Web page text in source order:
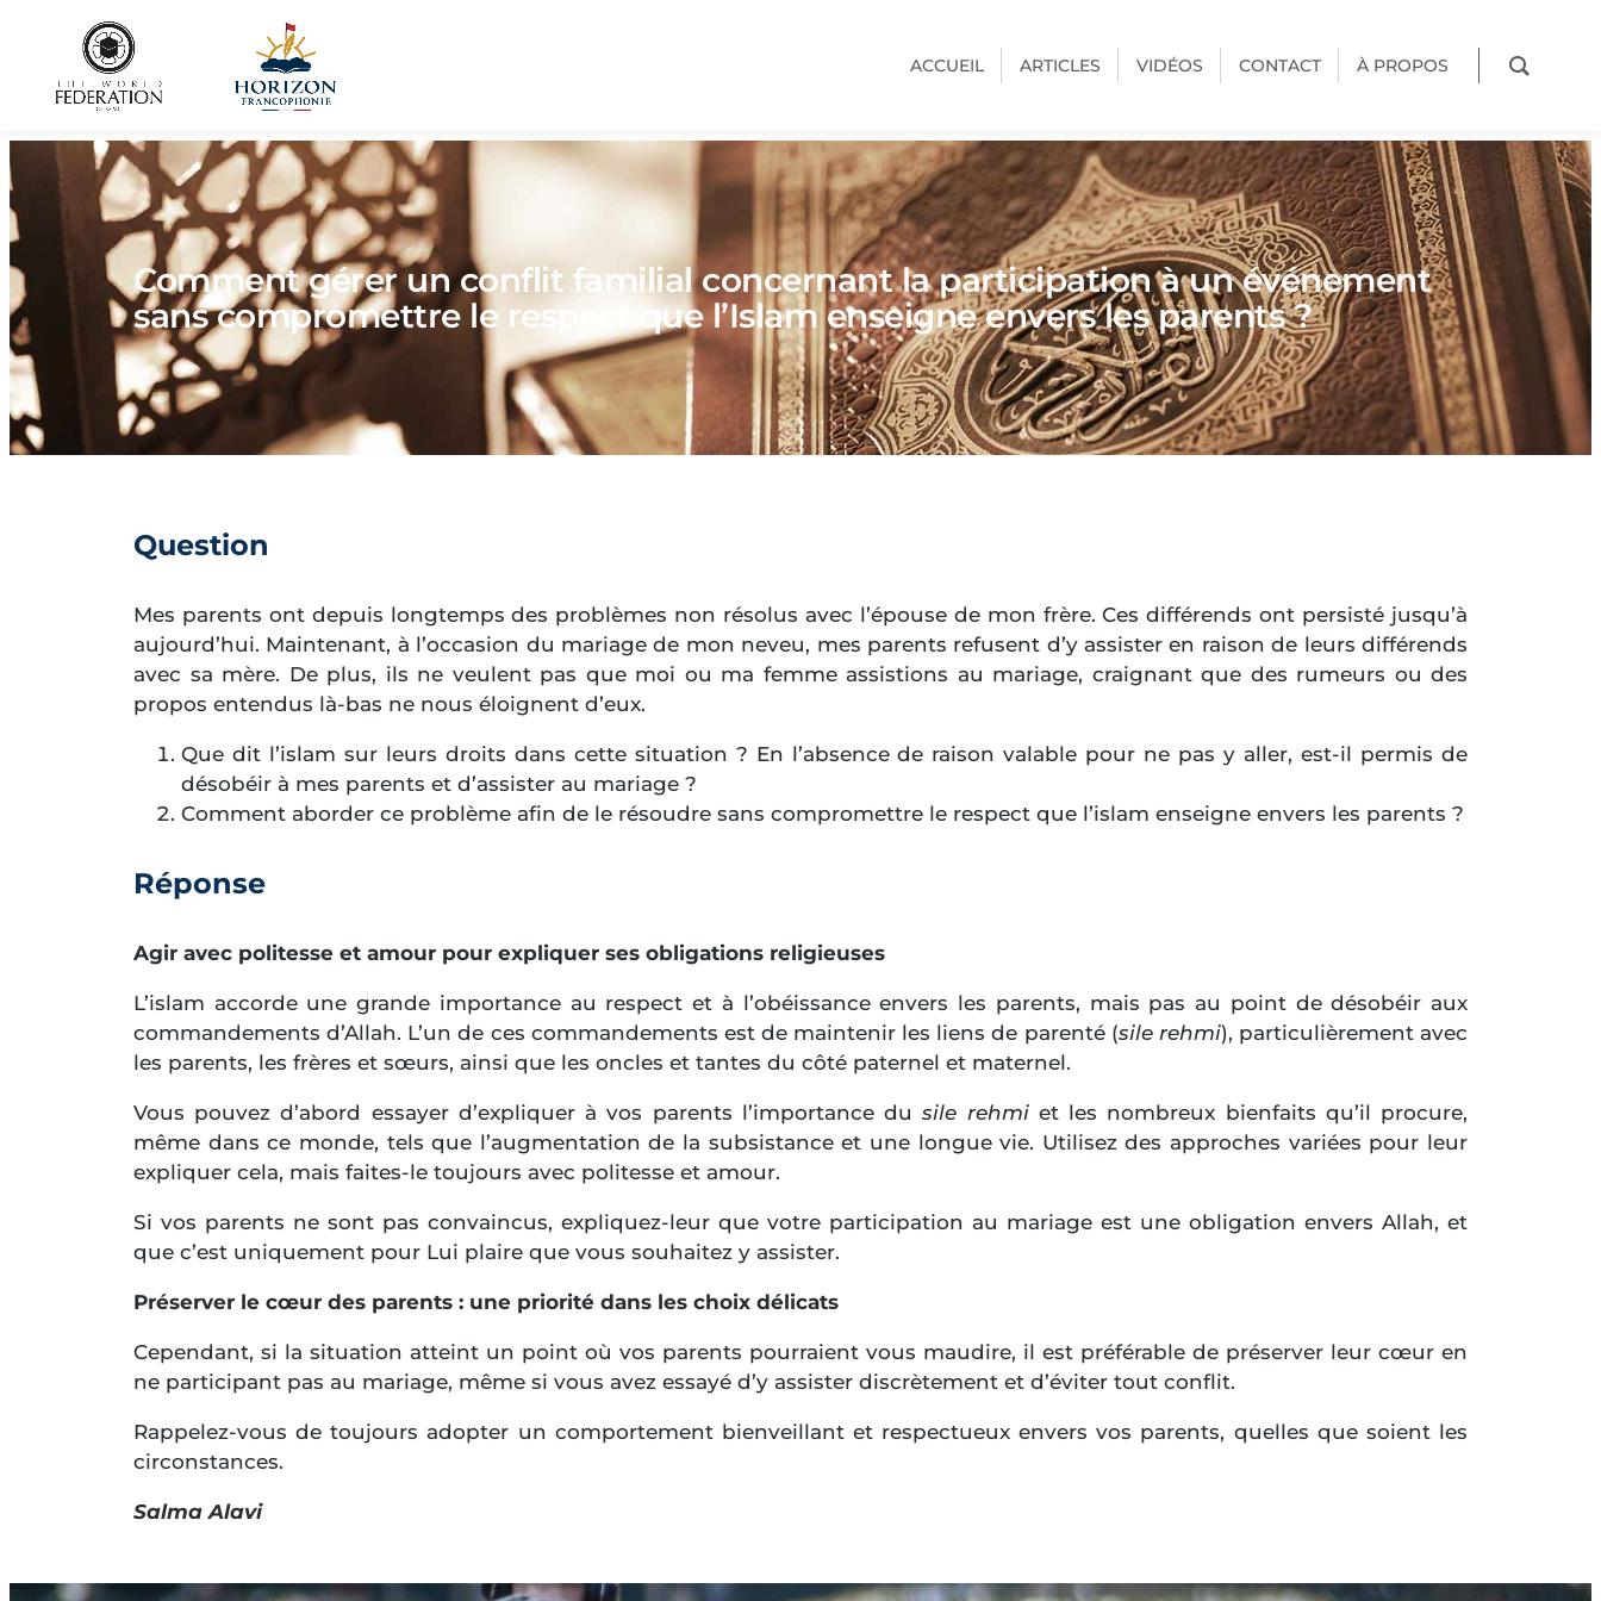
ACCUEIL ARTICLES VIDÉOS CONTACT À PROPOS
Comment gérer un conflit familial concernant la participation à un événement
sans compromettre le respect que l’Islam enseigne envers les parents ?
Question
Mes parents ont depuis longtemps des problèmes non résolus avec l’épouse de mon frère. Ces différends ont persisté jusqu’à
aujourd’hui. Maintenant, à l’occasion du mariage de mon neveu, mes parents refusent d’y assister en raison de leurs différends
avec sa mère. De plus, ils ne veulent pas que moi ou ma femme assistions au mariage, craignant que des rumeurs ou des
propos entendus là-bas ne nous éloignent d’eux.
Que dit l’islam sur leurs droits dans cette situation ? En l’absence de raison valable pour ne pas y aller, est-il permis de
désobéir à mes parents et d’assister au mariage ?
Comment aborder ce problème afin de le résoudre sans compromettre le respect que l’islam enseigne envers les parents ?
Réponse
Agir avec politesse et amour pour expliquer ses obligations religieuses
L’islam accorde une grande importance au respect et à l’obéissance envers les parents, mais pas au point de désobéir aux
commandements d’Allah. L’un de ces commandements est de maintenir les liens de parenté (sile rehmi), particulièrement avec
les parents, les frères et sœurs, ainsi que les oncles et tantes du côté paternel et maternel.
Vous pouvez d’abord essayer d’expliquer à vos parents l’importance dusile rehmiet les nombreux bienfaits qu’il procure,
même dans ce monde, tels que l’augmentation de la subsistance et une longue vie. Utilisez des approches variées pour leur
expliquer cela, mais faites-le toujours avec politesse et amour.
Si vos parents ne sont pas convaincus, expliquez-leur que votre participation au mariage est une obligation envers Allah, et
que c’est uniquement pour Lui plaire que vous souhaitez y assister.
Préserver le cœur des parents : une priorité dans les choix délicats
Cependant, si la situation atteint un point où vos parents pourraient vous maudire, il est préférable de préserver leur cœur en
ne participant pas au mariage, même si vous avez essayé d’y assister discrètement et d’éviter tout conflit.
Rappelez-vous de toujours adopter un comportement bienveillant et respectueux envers vos parents, quelles que soient les
circonstances.
Salma Alavi